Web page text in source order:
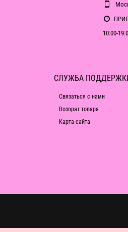
10:00-
СЛУЖБА
Связаться с нами
Возврат товара
Карта сайта